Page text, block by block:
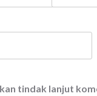
tindak lanjut